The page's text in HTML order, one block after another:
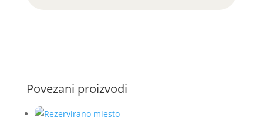
Povezani proizvodi